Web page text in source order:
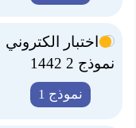
اختبار الكتروني
نموذج 2 1442
نموذج 1